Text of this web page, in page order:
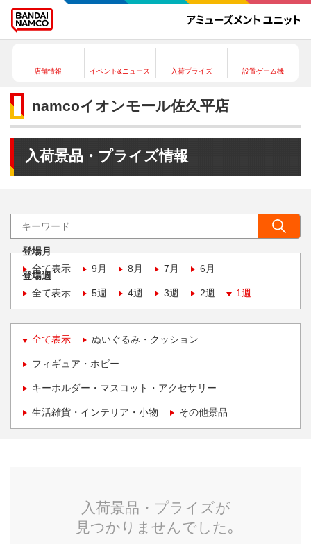
店舗情報 イベント&ニュース 入荷プライズ 設置ゲーム機
namcoイオンモール佐久平店
入荷景品・プライズ情報
登場月
全て表示
9月 8月 7月 6月
登場週
全て表示
5週 4週 3週 2週 1週
全て表示 ぬいぐるみ・クッション
フィギュア・ホビー
キーホルダー・マスコット・アクセサリー
生活雑貨・インテリア・小物 その他景品